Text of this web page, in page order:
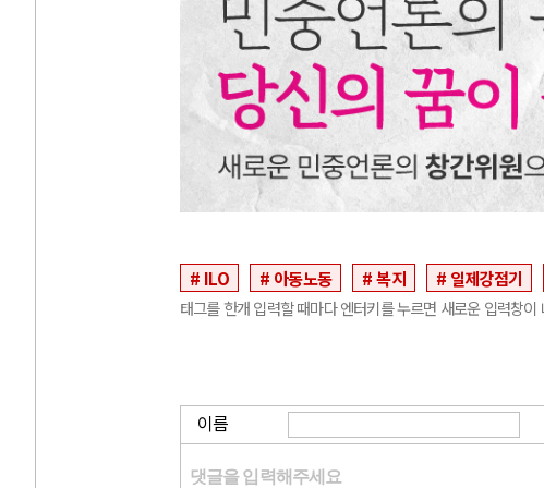
ILO 아동노동 복지 일제강점기
태그를 한개 입력할 때마다 엔터키를 누르면 새로운 입력창이
이름